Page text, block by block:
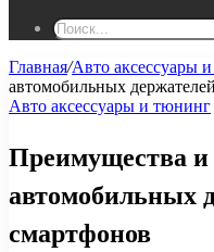
Главная/Авто аксессуары
автомобильных
Авто аксессуары и тюнинг
Преимущества
автомобильных
смартфонов